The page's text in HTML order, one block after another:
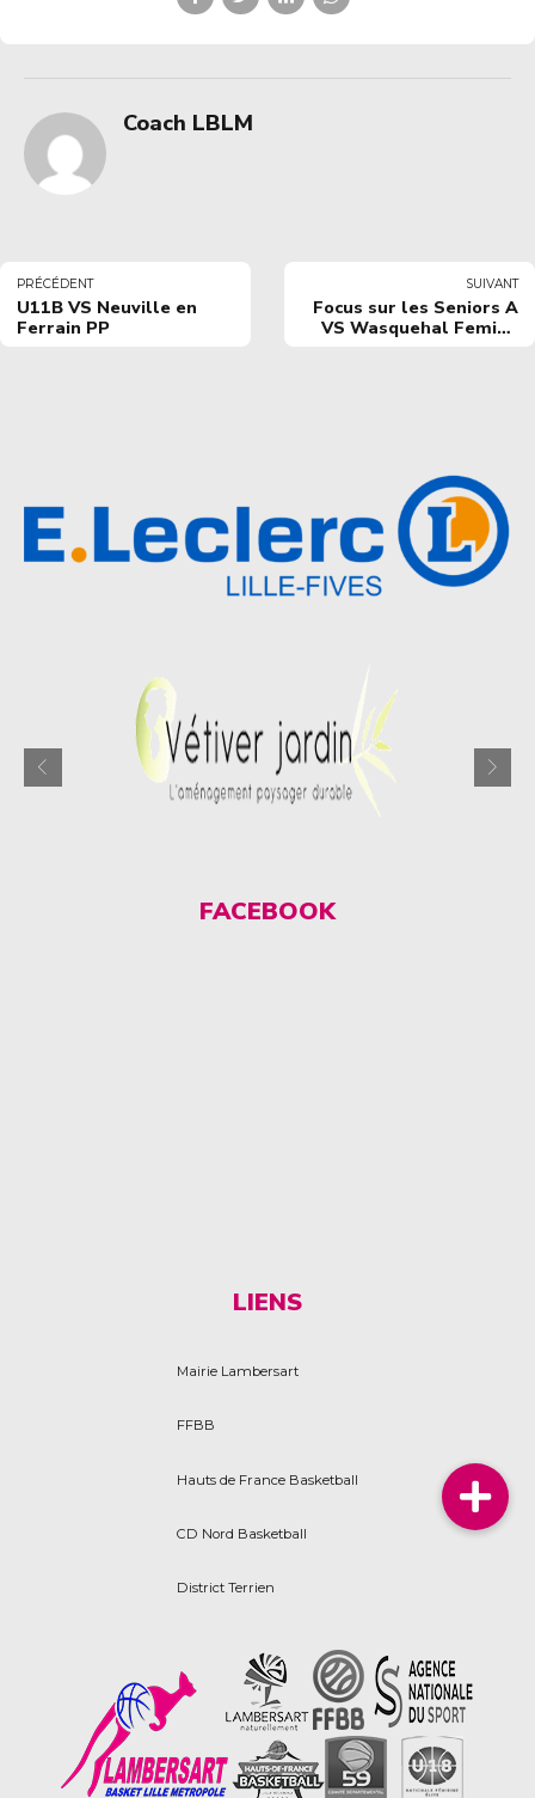
Coach LBLM
PRÉCÉDENT
U11B VS Neuville en
Ferrain PP
SUIVANT
Focus sur les Seniors A
VS Wasquehal Femina
FACEBOOK
LIENS
Mairie Lambersart
FFBB
Hauts de France Basketball
CD Nord Basketball
District Terrien